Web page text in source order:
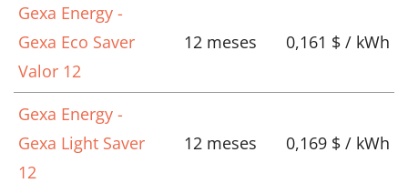
Gexa Energy -
Gexa Eco Saver
Valor 12
12 meses 0,161 $ / kWh
Gexa Energy -
Gexa Light Saver
12
12 meses 0,169 $ / kWh